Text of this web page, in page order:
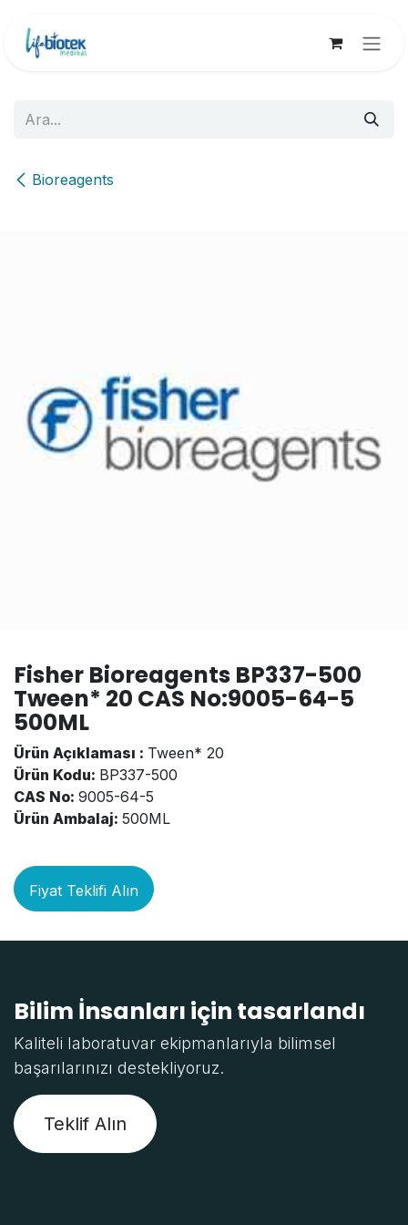
Bioreagents
Fisher Bioreagents BP337-500
Tween* 20 CAS No:9005-64-5
500ML
Ürün Açıklaması : Tween* 20
Ürün Kodu: BP337-500
CAS No: 9005-64-5
Ürün Ambalaj: 500ML
Fiyat Teklifi Alın
Bilim İnsanları için tasarlandı
Kaliteli laboratuvar ekipmanlarıyla bilimsel
başarılarınızı destekliyoruz.
Teklif Alın